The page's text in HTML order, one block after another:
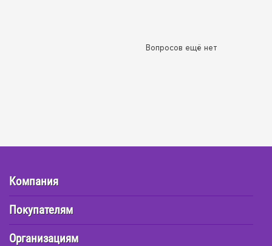
Вопросов ещё нет
Компания
Покупателям
Организациям